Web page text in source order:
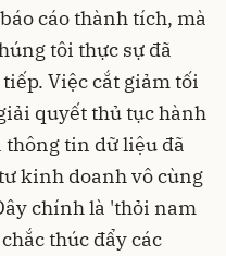
cáo thành tích, mà
tôi thực sự đã
Việc cắt giảm tối
quyết thủ tục hành
tin dữ liệu đã
kinh doanh vô cùng
chính là 'thỏi nam
thúc đẩy các